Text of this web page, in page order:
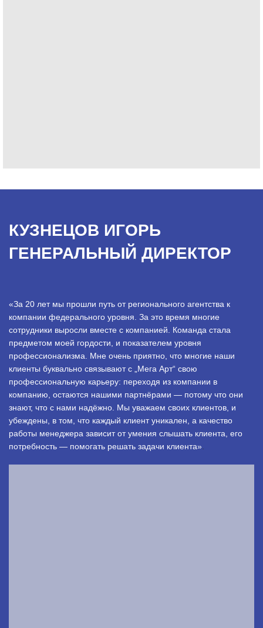
КУЗНЕЦОВ ИГОРЬ
ГЕНЕРАЛЬНЫЙ ДИРЕКТОР
«За 20 лет мы прошли путь от регионального агентства к
компании федерального уровня. За это время многие
сотрудники выросли вместе с компанией. Команда стала
предметом моей гордости, и показателем уровня
профессионализма. Мне очень приятно, что многие наши
клиенты буквально связывают с „Мега Арт“ свою
профессиональную карьеру: переходя из компании в
компанию, остаются нашими партнёрами — потому что они
знают, что с нами надёжно. Мы уважаем своих клиентов, и
убеждены, в том, что каждый клиент уникален, а качество
работы менеджера зависит от умения слышать клиента, его
потребность — помогать решать задачи клиента».